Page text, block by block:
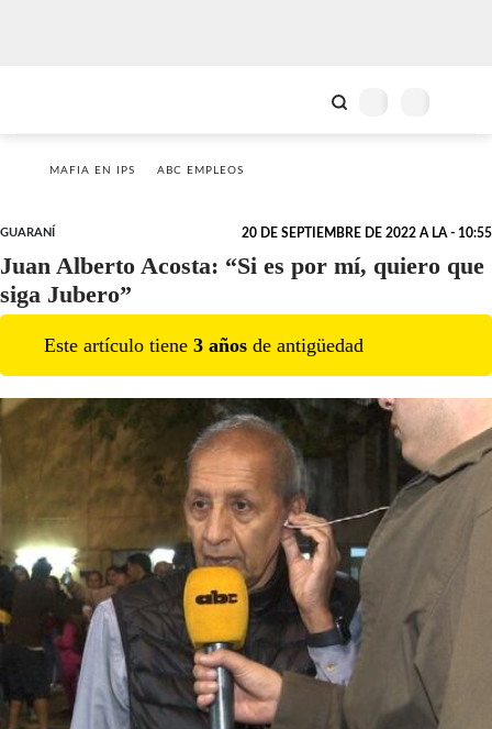
MAFIA EN IPS ABC EMPLEOS
GUARANÍ 20 DE SEPTIEMBRE DE 2022 A LA - 10:55
Juan Alberto Acosta: “Si es por mí, quiero que
siga Jubero”
Este artículo tiene 3 años de antigüedad